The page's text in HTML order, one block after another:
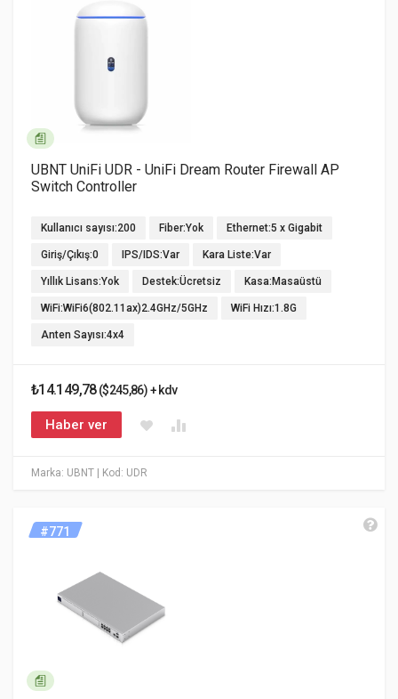
Marka: UBNT | Kod: UDR
UBNT UniFi UDR - UniFi Dream Router Firewall AP
Switch Controller
Kullanıcı sayısı:200 Fiber:Yok Ethernet:5 x Gigabit
Giriş/Çıkış:0 IPS/IDS:Var Kara Liste:Var
Yıllık Lisans:Yok Destek:Ücretsiz Kasa:Masaüstü
WiFi:WiFi6(802.11ax)2.4GHz/5GHz WiFi Hızı:1.8G
Anten Sayısı:4x4
₺14.149,78($245,86) + kdv
Haber ver
#771